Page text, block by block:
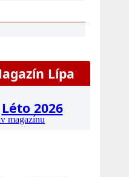
Lípa
Léto 2026
magazínu